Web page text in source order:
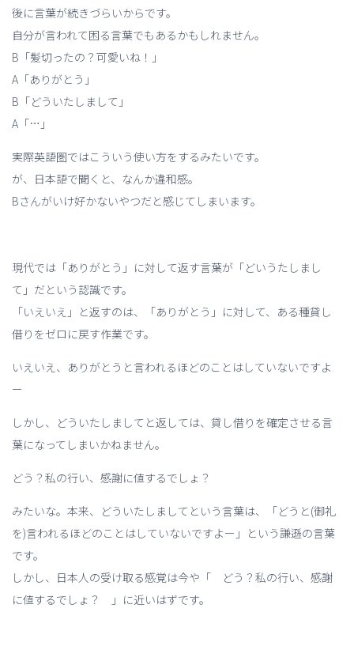
後に言葉が続きづらいからです。
自分が言われて困る言葉でもあるかもしれません。
B「髪切ったの？可愛いね！」
A「ありがとう」
B「どういたしまして」
A「…」
実際英語圏ではこういう使い方をするみたいです。
が、日本語で聞くと、なんか違和感。
Bさんがいけ好かないやつだと感じてしまいます。
現代では「ありがとう」に対して返す言葉が「どいうたしまし
て」だという認識です。
「いえいえ」と返すのは、「ありがとう」に対して、ある種貸し
借りをゼロに戻す作業です。
いえいえ、ありがとうと言われるほどのことはしていないですよ
ー
しかし、どういたしましてと返しては、貸し借りを確定させる言
葉になってしまいかねません。
どう？私の行い、感謝に値するでしょ？
みたいな。本来、どういたしましてという言葉は、「どうと(御礼
を)言われるほどのことはしていないですよー」という謙遜の言葉
です。
しかし、日本人の受け取る感覚は今や「 どう？私の行い、感謝
に値するでしょ？ 」に近いはずです。